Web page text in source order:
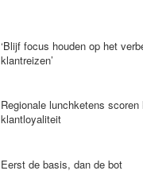
‘Blijf focus houden op het
klantreizen’
Regionale lunchketens scoren
klantloyaliteit
Eerst de basis, dan de bot